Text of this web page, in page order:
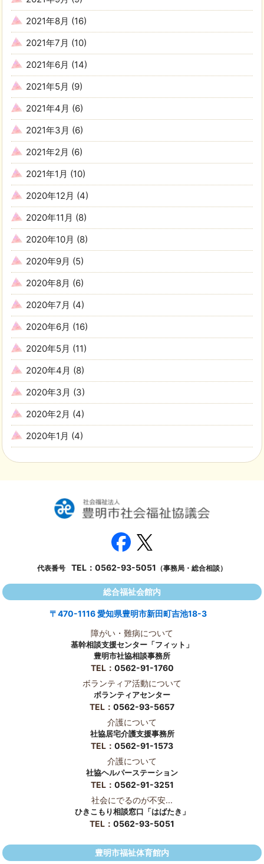
2021年8月 (16)
2021年7月 (10)
2021年6月 (14)
2021年5月 (9)
2021年4月 (6)
2021年3月 (6)
2021年2月 (6)
2021年1月 (10)
2020年12月 (4)
2020年11月 (8)
2020年10月 (8)
2020年9月 (5)
2020年8月 (6)
2020年7月 (4)
2020年6月 (16)
2020年5月 (11)
2020年4月 (8)
2020年3月 (3)
2020年2月 (4)
2020年1月 (4)
代表番号 TEL： 0562-93-5051 （事務局・総合相談）
総合福祉会館内
〒470-1116 愛知県豊明市新田町吉池18-3
障がい・難病について
基幹相談支援センター「フィット」
豊明市社協相談事務所
TEL： 0562-91-1760
ボランティア活動について
ボランティアセンター
TEL： 0562-93-5657
介護について
社協居宅介護支援事務所
TEL： 0562-91-1573
介護について
社協ヘルパーステーション
TEL： 0562-91-3251
社会にでるのが不安...
ひきこもり相談窓口「はばたき」
TEL： 0562-93-5051
豊明市福祉体育館内